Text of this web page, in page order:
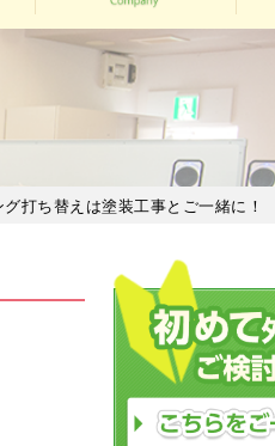
ち替えは塗装工事とご一緒に！